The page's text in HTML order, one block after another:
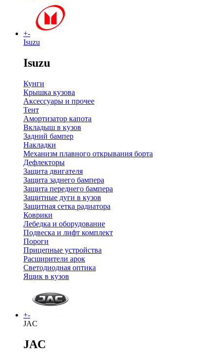
+-
Isuzu
Isuzu
Кунги
Крышка кузова
Аксессуары и прочее
Тент
Амортизатор капота
Вкладыш в кузов
Задний бампер
Накладки
Механизм плавного открывания борта
Дефлекторы
Защита двигателя
Защита заднего бампера
Защита переднего бампера
Защитные дуги в кузов
Защитная сетка радиатора
Коврики
Лебедка и оборудование
Подвеска и лифт комплект
Пороги
Прицепные устройства
Расширители арок
Светодиодная оптика
Ящик в кузов
+-
JAC
JAC